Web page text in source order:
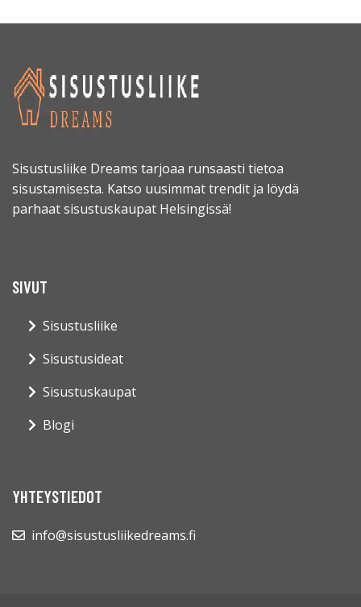
Sisustusliike Dreams tarjoaa runsaasti tietoa
sisustamisesta. Katso uusimmat trendit ja löydä
parhaat sisustuskaupat Helsingissä!
SIVUT
Sisustusliike
Sisustusideat
Sisustuskaupat
Blogi
YHTEYSTIEDOT
info@sisustusliikedreams.fi